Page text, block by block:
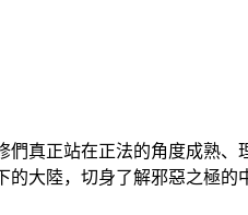
真正站在正法的角度成熟
大陸，切身了解邪惡之極的